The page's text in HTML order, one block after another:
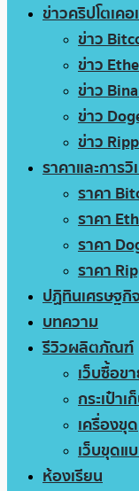
ข่าวคริปโตเคอ
ข่าว
ข่าว
ข่าว
ข่าว
ข่าว
ราคาและการวิ
ราคา
ราคา
ราคา
ราคา
ปฏิทินเศรษฐกิ
บทความ
รีวิวผลิตภัณฑ์
เว็บซื้อข
กระเป๋า
เครื่องขุด
เว็บขุดแ
ห้องเรียน